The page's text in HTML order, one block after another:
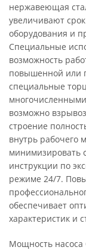
нержавеющая
увеличивают
оборудования и
Специальные
возможность
повышенной или
специальные
возможно
строение
внутрь рабочего
минимизировать
инструкции по
режиме 24/7.
обеспечивает
характеристик и
Мощность насоса